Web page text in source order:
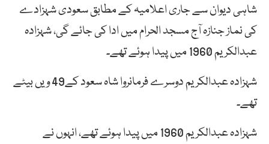
شاہی دیوان سے جاری اعلامیہ کے مطابق سعودی شہزادے
کی نماز جنازہ آج مسجد الحرام میں ادا کی جائے گی، شہزادہ
عبدالکریم 1960 میں پیدا ہوئے تھے۔
شہزادہ عبدالکریم دوسرے فرمانروا شاہ سعود کے49 ویں بیٹے
تھے۔
شہزادہ عبدالکریم 1960 میں پیدا ہوئے تھے، انہوں نے